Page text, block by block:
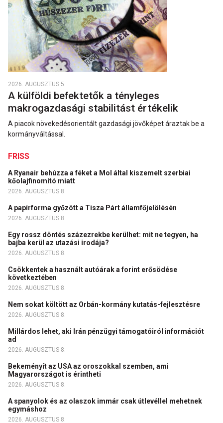
2026. AUGUSZTUS 5.
A külföldi befektetők a tényleges
makrogazdasági stabilitást értékelik
A piacok növekedésorientált gazdasági jövőképet áraztak be a
kormányváltással.
FRISS
A Ryanair behúzza a féket a Mol által kiszemelt szerbiai
kőolajfinomító miatt
2026. AUGUSZTUS 8.
A papírforma győzött a Tisza Párt államfőjelölésén
2026. AUGUSZTUS 8.
Egy rossz döntés százezrekbe kerülhet: mit ne tegyen, ha
bajba kerül az utazási irodája?
2026. AUGUSZTUS 8.
Csökkentek a használt autóárak a forint erősödése
következtében
2026. AUGUSZTUS 8.
Nem sokat költött az Orbán-kormány kutatás-fejlesztésre
2026. AUGUSZTUS 8.
Millárdos lehet, aki Irán pénzügyi támogatóiról információt
ad
2026. AUGUSZTUS 8.
Bekeményít az USA az oroszokkal szemben, ami
Magyarországot is érintheti
2026. AUGUSZTUS 8.
A spanyolok és az olaszok immár csak útlevéllel mehetnek
egymáshoz
2026. AUGUSZTUS 8.